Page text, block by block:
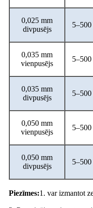
0,025 mm
divpusējs
0,035 mm
vienpusējs
0,035 mm
divpusējs
0,050 mm
vienpusējs
0,050 mm
divpusējs
Piezīmes:1. var izmantot